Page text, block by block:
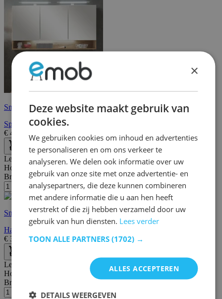
Snelle levering
Spiegelkast Karan 120cm 3 deuren met verlichting - eik
€ 429,00 732,00
Lengte:90 cm
Hoogte:
126 cm
Breedte/diepte:38 cm
Snelle levering
Hangkast Bellini 90cm 2 deuren - eik/antraciet
€ 359,00 €566,00
Lengte:
Hoogte:
Breedte/diepte:
×
Deze website maakt gebruik van
cookies.
We gebruiken cookies om inhoud en advertenties
te personaliseren en om ons verkeer te
analyseren. We delen ook informatie over uw
gebruik van onze site met onze advertentie- en
analysepartners, die deze kunnen combineren
met andere informatie die u aan hen heeft
verstrekt of die zij hebben verzameld door uw
gebruik van hun diensten. Lees verder
TOON ALLE PARTNERS (1702) →
ALLES ACCEPTEREN
DETAILS WEERGEVEN